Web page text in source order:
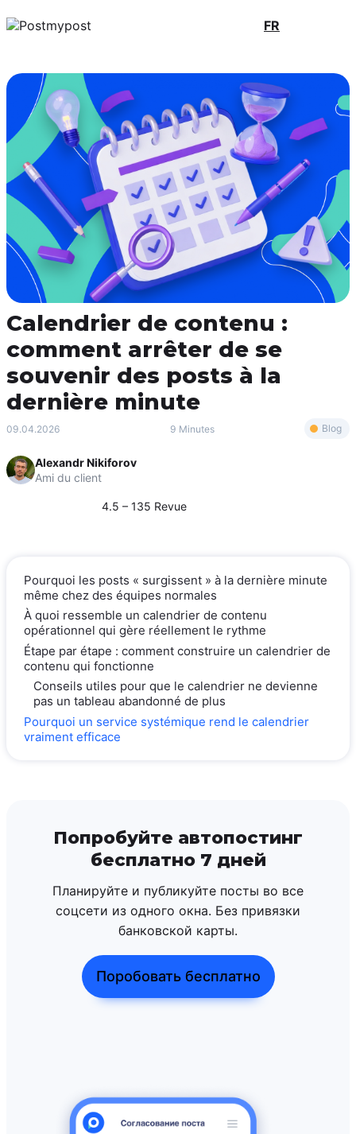
FR
Calendrier de contenu :
comment arrêter de se
souvenir des posts à la
dernière minute
09.04.2026 9 Minutes Blog
Alexandr Nikiforov
Ami du client
4.5 – 135 Revue
Pourquoi les posts « surgissent » à la dernière minute
même chez des équipes normales
À quoi ressemble un calendrier de contenu
opérationnel qui gère réellement le rythme
Étape par étape : comment construire un calendrier de
contenu qui fonctionne
Conseils utiles pour que le calendrier ne devienne
pas un tableau abandonné de plus
Pourquoi un service systémique rend le calendrier
vraiment efficace
Попробуйте автопостинг
бесплатно 7 дней
Планируйте и публикуйте посты во все
соцсети из одного окна. Без привязки
банковской карты.
Поробовать бесплатно